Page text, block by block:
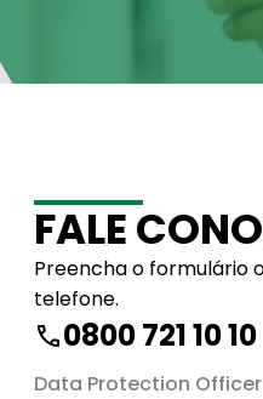
FALE
Preencha o formulário
telefone.
0800 721 10 10
Data Protection Officer